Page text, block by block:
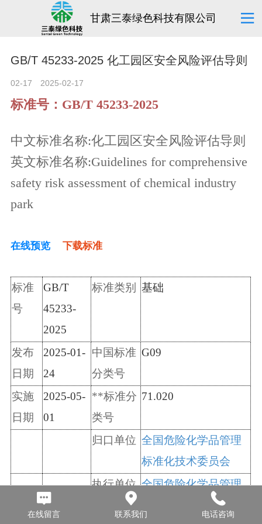
甘肃三泰绿色科技有限公司
GB/T 45233-2025 化工园区安全风险评估导则
02-17 2025-02-17
标准号： GB/T 45233-2025
中文标准名称:化工园区安全风险评估导则
英文标准名称:Guidelines for comprehensive
safety risk assessment of chemical industry
park
在线预览 下载标准
标准
号
GB/T
45233-
2025
标准类别 基础
发布
日期
2025-01-
24
中 国标准
分类号
G09
实施
日期
2025-05-
01
**标准分
类号
71.020
归口单位 全国危险化学品管理
标准化技术委员会
执行单位 全国危险化学品管理
标准化技术委员会
在线留言 联系我们 电话咨询